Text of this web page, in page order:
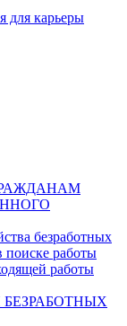
для карьеры
безработных
работы
работы